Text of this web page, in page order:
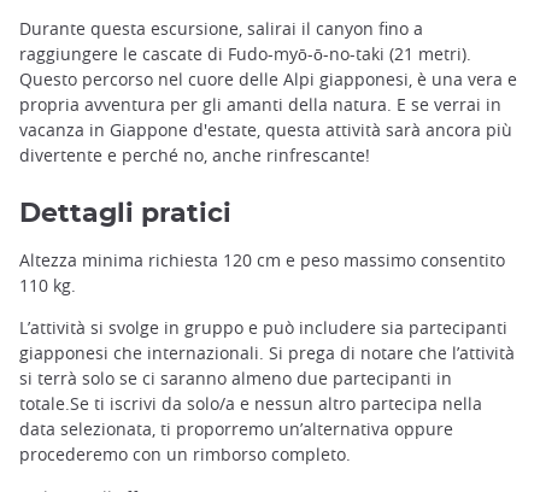
Durante questa escursione, salirai il canyon fino a
raggiungere le cascate di Fudo-myō-ō-no-taki (21 metri).
Questo percorso nel cuore delle Alpi giapponesi, è una vera e
propria avventura per gli amanti della natura. E se verrai in
vacanza in Giappone d'estate, questa attività sarà ancora più
divertente e perché no, anche rinfrescante!
Dettagli pratici
Altezza minima richiesta 120 cm e peso massimo consentito
110 kg.
L’attività si svolge in gruppo e può includere sia partecipanti
giapponesi che internazionali. Si prega di notare che l’attività
si terrà solo se ci saranno almeno due partecipanti in
totale.Se ti iscrivi da solo/a e nessun altro partecipa nella
data selezionata, ti proporremo un’alternativa oppure
procederemo con un rimborso completo.